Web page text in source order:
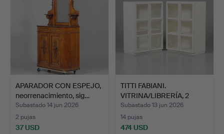
APARADOR CON ESPEJO,
neorrenacimiento, sig…
Subastado 14 jun 2026
2 pujas
37 USD
TITTI FABIANI.
VITRINA/LIBRERÍA, 2
seccion…
Subastado 13 jun 2026
14 pujas
474 USD